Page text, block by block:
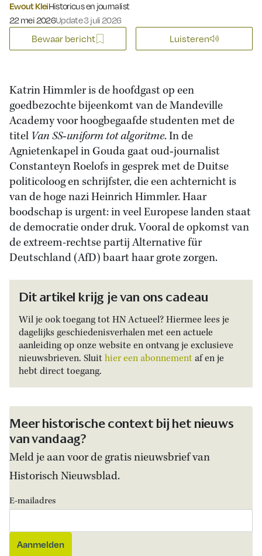
Ewout KleiHistoricus en journalist
Gepubliceerd op:
22 mei 2026Update 3 juli 2026
Bewaar bericht Luisteren
Katrin Himmler is de hoofdgast op een
goedbezochte bijeenkomt van de Mandeville
Academy voor hoogbegaafde studenten met de
titel Van SS‑uniform tot algoritme. In de
Agnietenkapel in Gouda gaat oud‑journalist
Constanteyn Roelofs in gesprek met de Duitse
politicoloog en schrijfster, die een achternicht is
van de hoge nazi Heinrich Himmler. Haar
boodschap is urgent: in veel Europese landen staat
de democratie onder druk. Vooral de opkomst van
de extreem-rechtse partij Alternative für
Deutschland (AfD) baart haar grote zorgen.
Dit artikel krijg je van ons cadeau
Wil je ook toegang tot HN Actueel? Hiermee lees je
dagelijks geschiedenisverhalen met een actuele
aanleiding op onze website en ontvang je exclusieve
nieuwsbrieven. Sluithier een abonnementaf en je
hebt direct toegang.
Meer historische context bij het nieuws
van vandaag?
Meld je aan voor de gratis nieuwsbrief van
Historisch Nieuwsblad.
E-mailadres